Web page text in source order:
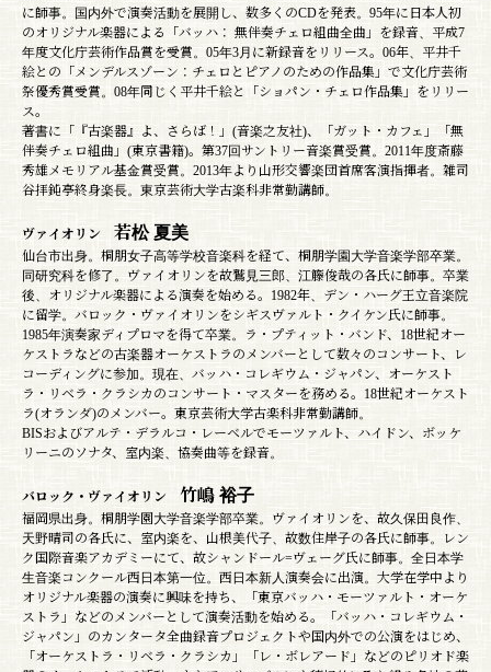
に師事。国内外で演奏活動を展開し、数多くのCDを発表。95年に日本人初
のオリジナル楽器による「バッハ： 無伴奏チェロ組曲全曲」を録音、平成7
年度文化庁芸術作品賞を受賞。05年3月に新録音をリリース。06年、平井千
絵との「メンデルスゾーン：チェロとピアノのための作品集」で文化庁芸術
祭優秀賞受賞。08年同じく平井千絵と「ショパン・チェロ作品集」をリリー
ス。
著書に「『古楽器』よ、さらば！」(音楽之友社)、「ガット・カフェ」「無
伴奏チェロ組曲」(東京書籍)。第37回サントリー音楽賞受賞。2011年度斎藤
秀雄メモリアル基金賞受賞。2013年より山形交響楽団首席客演指揮者。雑司
谷拝鈍亭終身楽長。東京芸術大学古楽科非常勤講師。
ヴァイオリン 若松 夏美
仙台市出身。桐朋女子高等学校音楽科を経て、桐朋学園大学音楽学部卒業。
同研究科を修了。ヴァイオリンを故鷲見三郎、江籐俊哉の各氏に師事。卒業
後、オリジナル楽器による演奏を始める。1982年、デン・ハーグ王立音楽院
に留学。バロック・ヴァイオリンをシギスヴァルト・クイケン氏に師事。
1985年演奏家ディプロマを得て卒業。ラ・プティット・バンド、18世紀オー
ケストラなどの古楽器オーケストラのメンバーとして数々のコンサート、レ
コーディングに参加。現在、バッハ・コレギウム・ジャパン、オーケスト
ラ・リベラ・クラシカのコンサート・マスターを務める。18世紀オーケスト
ラ(オランダ)のメンバー。東京芸術大学古楽科非常勤講師。
BISおよびアルテ・デラルコ・レーベルでモーツァルト、ハイドン、ボッケ
リーニのソナタ、室内楽、協奏曲等を録音。
バロック・ヴァイオリン 竹嶋 裕子
福岡県出身。桐朋学園大学音楽学部卒業。ヴァイオリンを、故久保田良作、
天野晴司の各氏に、室内楽を、山根美代子、故数住岸子の各氏に師事。レン
ク国際音楽アカデミーにて、故シャンドール=ヴェーグ氏に師事。全日本学
生音楽コンクール西日本第一位。西日本新人演奏会に出演。大学在学中より
オリジナル楽器の演奏に興味を持ち、「東京バッハ・モーツァルト・オーケ
ストラ」などのメンバーとして演奏活動を始める。「バッハ・コレギウム・
ジャパン」のカンタータ全曲録音プロジェクトや国内外での公演をはじめ、
「オーケストラ・リベラ・クラシカ」「レ・ボレアード」などのピリオド楽